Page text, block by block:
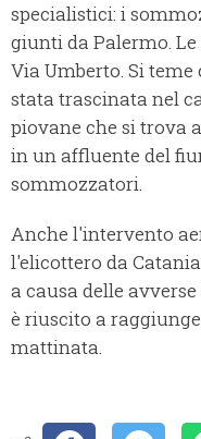
specialistici: i
giunti da Palermo.
Via Umberto. Si teme
stata trascinata nel
piovane che si trova
in un affluente del
sommozzatori.
Anche l'intervento
l'elicottero da
a causa delle
è riuscito a
mattinata.